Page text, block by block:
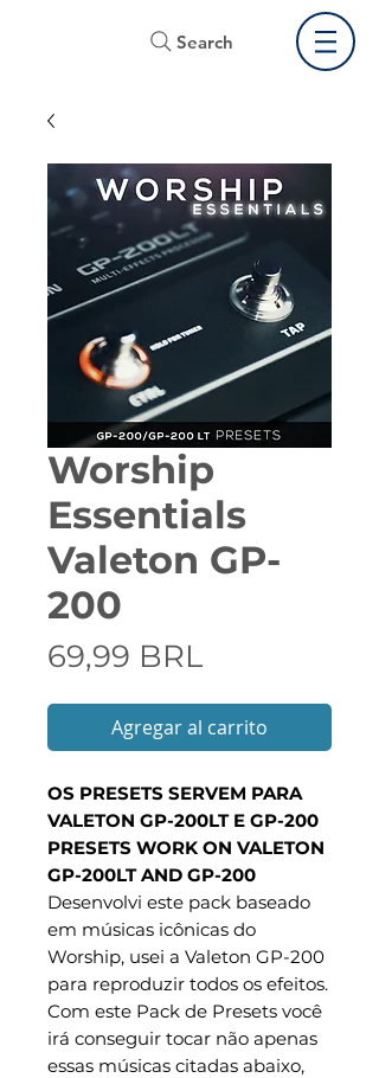
Search
Worship
Essentials
Valeton GP-
200
69,99 BRLPrecio
Agregar al carrito
OS PRESETS SERVEM PARA
VALETON GP-200LT E GP-200
PRESETS WORK ON VALETON
GP-200LT AND GP-200
Desenvolvi este pack baseado
em músicas icônicas do
Worship, usei a Valeton GP-200
para reproduzir todos os efeitos.
Com este Pack de Presets você
irá conseguir tocar não apenas
essas músicas citadas abaixo,